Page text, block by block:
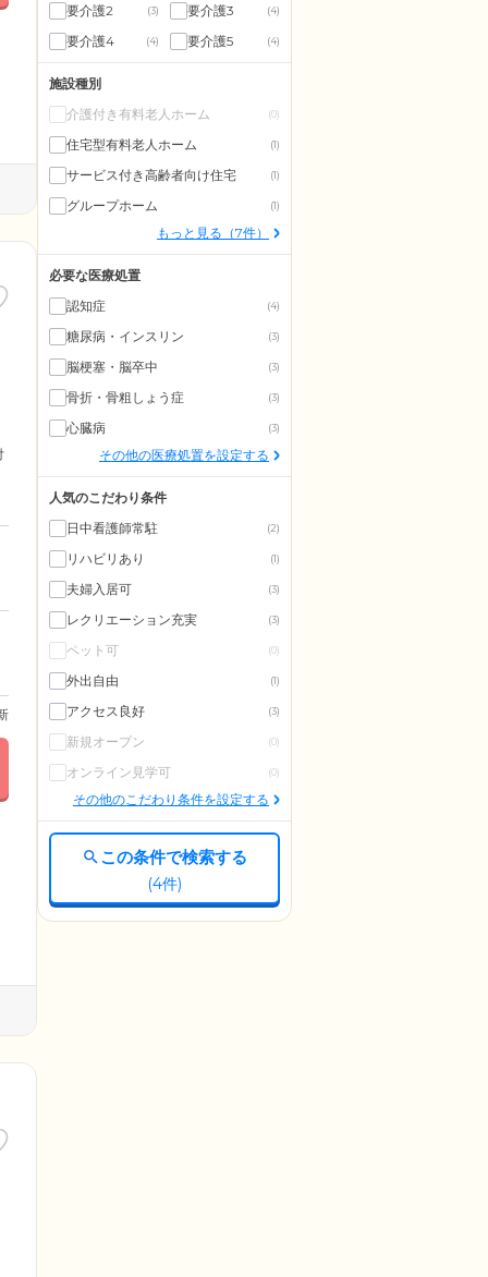
要介護2 (3) 要介護3 (4)
要介護4 (4) 要介護5 (4)
施設種別
介護付き有料老人ホーム
(0)
住宅型有料老人ホーム (1)
サービス付き高齢者向け住宅 (1)
グループホーム (1)
もっと見る（7件）
必要な医療処置
認知症
(4)
糖尿病・インスリン (3)
脳梗塞・脳卒中 (3)
骨折・骨粗しょう症 (3)
心臓病 (3)
その他の医療処置を設定する
人気のこだわり条件
日中看護師常駐
(2)
リハビリあり (1)
夫婦入居可 (3)
レクリエーション充実 (3)
ペット可 (0)
外出自由 (1)
アクセス良好 (3)
新規オープン (0)
オンライン見学可 (0)
その他のこだわり条件を設定する
この条件で検索する
(4件)